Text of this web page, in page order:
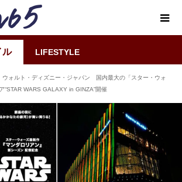
ル LIFESTYLE
ウォルト・ディズニー・ジャパン 国内最大の「スター・ウォ
“STAR WARS GALAXY in GINZA”開催